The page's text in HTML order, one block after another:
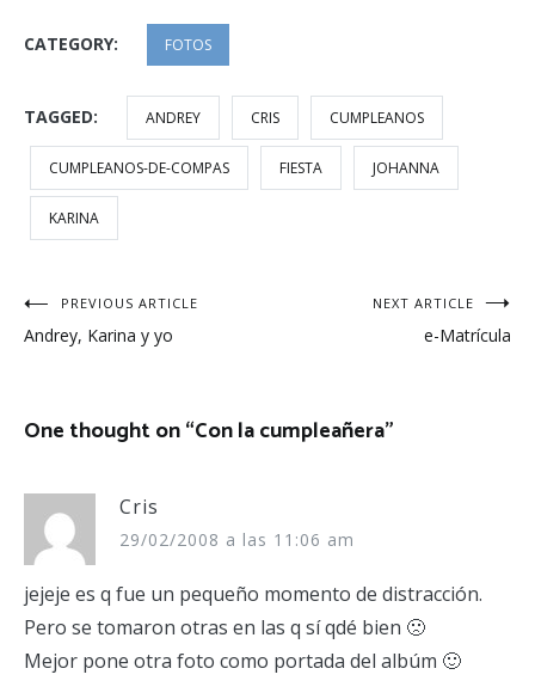
CATEGORY: FOTOS
TAGGED: ANDREY CRIS CUMPLEANOS
CUMPLEANOS-DE-COMPAS FIESTA JOHANNA
KARINA
Navegación
de
PREVIOUS ARTICLE
Andrey, Karina y yo
NEXT ARTICLE
e-Matrícula
One thought on “Con la cumpleañera”
Cris
29/02/2008 a las 11:06 am
jejeje es q fue un pequeño momento de distracción.
Pero se tomaron otras en las q sí qdé bien 🙁
Mejor pone otra foto como portada del albúm 🙂